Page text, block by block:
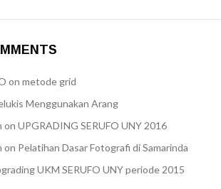
on metode grid
Menggunakan Arang
on UPGRADING SERUFO UNY 2016
on Pelatihan Dasar Fotografi di Samarinda
UKM SERUFO UNY periode 2015